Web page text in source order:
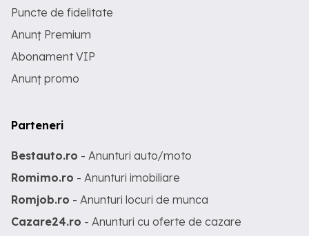
Puncte de fidelitate
Anunț Premium
Abonament VIP
Anunț promo
Parteneri
Bestauto.ro - Anunturi auto/moto
Romimo.ro - Anunturi imobiliare
Romjob.ro - Anunturi locuri de munca
Cazare24.ro - Anunturi cu oferte de cazare